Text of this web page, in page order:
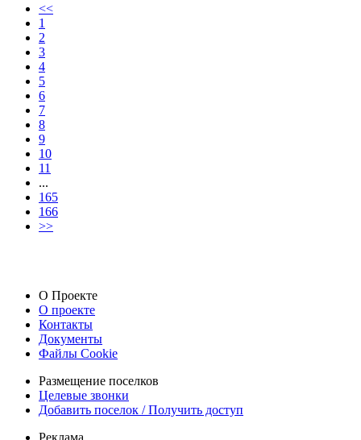
<<
1
2
3
4
5
6
7
8
9
10
11
...
165
166
>>
О Проекте
О проекте
Контакты
Документы
Файлы Cookie
Размещение поселков
Целевые звонки
Добавить поселок / Получить доступ
Реклама